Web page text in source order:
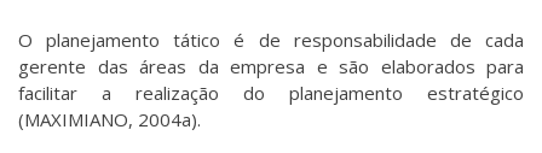
O planejamento tático é de responsabilidade de cada
gerente das áreas da empresa e são elaborados para
facilitar a realização do planejamento estratégico
(MAXIMIANO, 2004a).